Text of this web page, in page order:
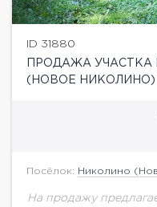
ID 31880
ПРОДАЖА
(НОВОЕ НИКОЛИНО)
Посёлок: Николино
На продажу